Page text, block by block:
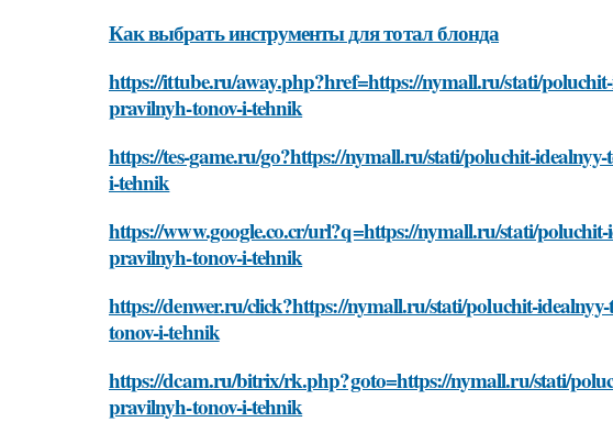
Как выбрать инструменты для тотал блонда
https://ittube.ru/away.php?href=https://nymall.ru/stati/
pravilnyh-tonov-i-tehnik
https://tes-game.ru/go?https://nymall.ru/stati/poluchit-
i-tehnik
https://www.google.co.cr/url?q=https://nymall.ru/stati/
pravilnyh-tonov-i-tehnik
https://denwer.ru/click?https://nymall.ru/stati/poluchit-
tonov-i-tehnik
https://dcam.ru/bitrix/rk.php?goto=https://nymall.ru/stati/
pravilnyh-tonov-i-tehnik